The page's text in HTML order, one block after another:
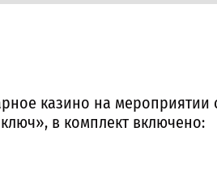
казино на мероприятии
в комплект включено: